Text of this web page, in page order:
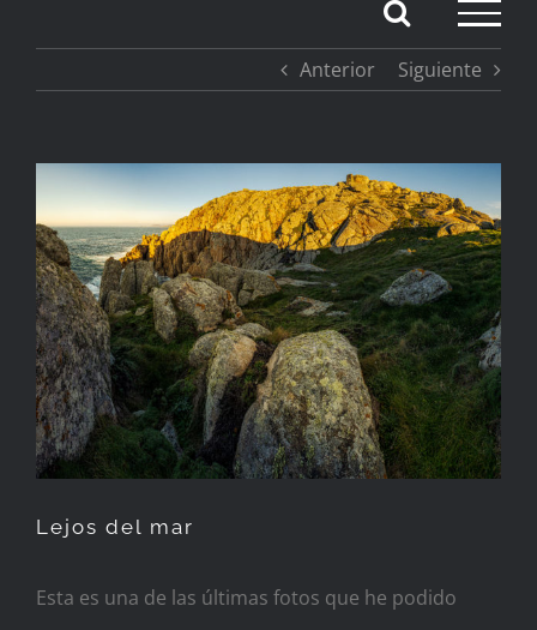
Anterior Siguiente
Ver
imagen
más
grande
Lejos del mar
Esta es una de las últimas fotos que he podido